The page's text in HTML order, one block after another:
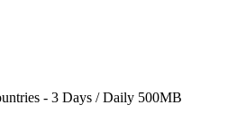
- 3 Days / Daily 500MB